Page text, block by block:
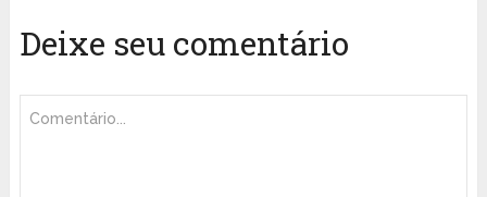
Deixe seu comentário